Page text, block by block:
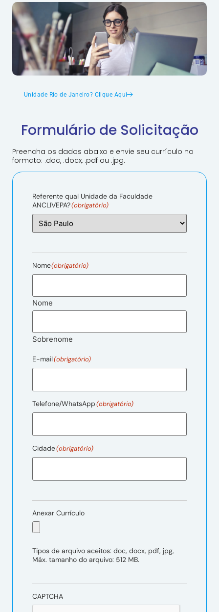
Unidade Rio de Janeiro? Clique Aqui
Formulário de Solicitação
Preencha os dados abaixo e envie seu currículo no
formato: .doc, .docx, .pdf ou .jpg.
Referente qual Unidade da Faculdade
ANCLIVEPA?(obrigatório)
Nome(obrigatório)
Nome
Sobrenome
E-mail(obrigatório)
Telefone/WhatsApp(obrigatório)
Cidade(obrigatório)
Anexar Currículo
Tipos de arquivo aceitos: doc, docx, pdf, jpg,
Máx. tamanho do arquivo: 512 MB.
CAPTCHA